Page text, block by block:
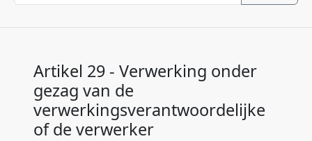
Artikel 29 - Verwerking onder
gezag van de
verwerkingsverantwoordelijke
of de verwerker